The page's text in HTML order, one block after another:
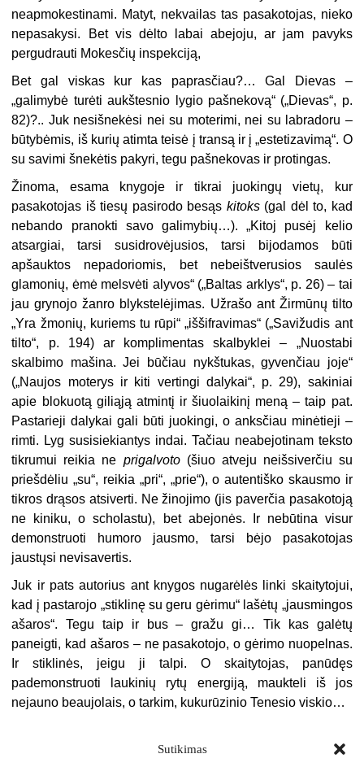
Sutikimas
neapmokestinami. Matyt, nekvailas tas pasakotojas, nieko
nepasakysi. Bet vis dėlto labai abejoju, ar jam pavyks
pergudrauti Mokesčių inspekciją,
Bet gal viskas kur kas paprasčiau?… Gal Dievas –
„galimybė turėti aukštesnio lygio pašnekovą“ („Dievas“, p.
82)?.. Juk nesišnekėsi nei su moterimi, nei su labradoru –
būtybėmis, iš kurių atimta teisė į transą ir į „estetizavimą“. O
su savimi šnekėtis pakyri, tegu pašnekovas ir protingas.
Žinoma, esama knygoje ir tikrai juokingų vietų, kur
pasakotojas iš tie­sų pasirodo besąs kitoks(gal dėl to, kad
nebando pranokti savo galimybių…). „Kitoj pusėj kelio
atsargiai, tarsi susidrovėjusios, tarsi bijodamos būti
apšauktos nepadoriomis, bet nebeiš­tverusios saulės
glamonių, ėmė melsvėti alyvos“ („Baltas arklys“, p. 26) – tai
jau grynojo žanro blykstelėjimas. Už­rašo ant Žirmūnų tilto
„Yra žmonių, kuriems tu rūpi“ „iššifravimas“ („Savi­žudis ant
tilto“, p. 194) ar komplimen­tas skalbyklei – „Nuostabi
skalbimo mašina. Jei būčiau nykštukas, gyven­čiau joje“
(„Naujos moterys ir kiti vertingi dalykai“, p. 29), sakiniai
apie blokuotą giliąją atmintį ir šiuolaikinį meną – taip pat.
Pastarieji dalykai gali būti juokingi, o anksčiau minėtieji –
rimti. Lyg susisiekiantys indai. Tačiau neabejotinam teksto
tikrumui reikia ne prigalvoto(šiuo atveju neišsiverčiu su
priešdėliu „su“, reikia „pri“, „prie“), o autentiško skausmo ir
tikros drąsos atsiverti. Ne žinojimo (jis paverčia pasakotoją
ne kiniku, o scholastu), bet abejonės. Ir nebūtina visur
demon­struoti humoro jausmo, tarsi bėjo pa­sakotojas
jaustųsi nevisavertis.
Juk ir pats autorius ant knygos nugarėlės linki skaitytojui,
kad į pastarojo „stiklinę su geru gėrimu“ lašėtų „jausmingos
ašaros“. Tegu taip ir bus – gražu gi… Tik kas galėtų
paneigti, kad ašaros – ne pasakotojo, o gėrimo nuopelnas.
Ir stiklinės, jeigu ji talpi. O skaitytojas, panūdęs
pademonstruoti laukinių rytų energiją, maukteli iš jos
nejauno beaujolais, o tarkim, kukurū­zinio Tenesio viskio…